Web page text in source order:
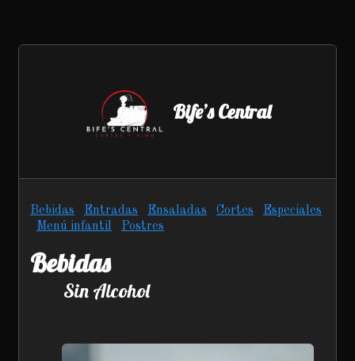
Bife’s Central
Bebidas Entradas Ensaladas Cortes
Especiales
Menú infantil
Postres
Bebidas
Sin Alcohol